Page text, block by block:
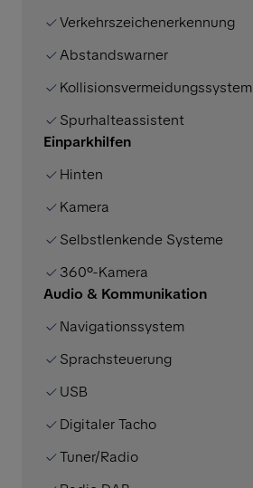
Verkehrszeichenerkennung
Abstandswarner
Kollisionsvermeidungssystem
Spurhalteassistent
Einparkhilfen
Hinten
Kamera
Selbstlenkende Systeme
360°-Kamera
Audio & Kommunikation
Navigationssystem
Sprachsteuerung
USB
Digitaler Tacho
Tuner/Radio